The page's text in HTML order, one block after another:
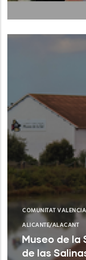
Santa Pola
COMUNITAT
ALICANTE/ALACANT
Museo de la
de las